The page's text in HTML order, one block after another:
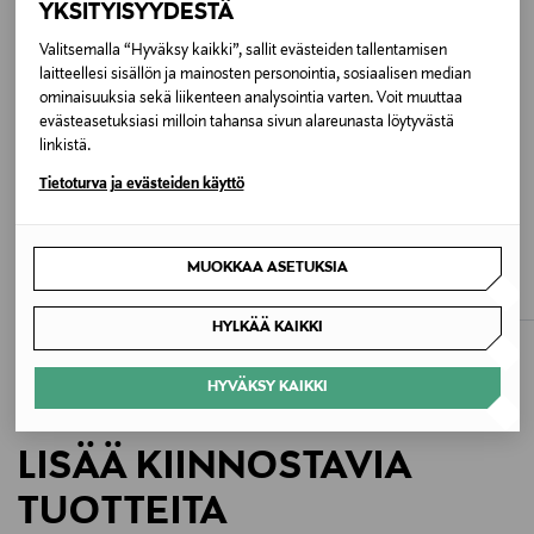
YKSITYISYYDESTÄ
Valitsemalla “Hyväksy kaikki”, sallit evästeiden tallentamisen
laitteellesi sisällön ja mainosten personointia, sosiaalisen median
ominaisuuksia sekä liikenteen analysointia varten. Voit muuttaa
evästeasetuksiasi milloin tahansa sivun alareunasta löytyvästä
linkistä.
Tietoturva ja evästeiden käyttö
MUOKKAA ASETUKSIA
HYLKÄÄ KAIKKI
HYVÄKSY KAIKKI
Väri
12 BEIGE
Koko
58
Valmistusmaa
Valmistaja
Jorretuote OY
KN KATI NIEMI
KN KATI NIEMI
Sumu Flower -olkihattu
LISÄÄ KIINNOSTAVIA
TUOTTEITA